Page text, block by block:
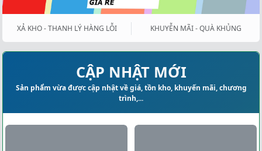
XẢ KHO - THANH LÝ HÀNG LỖI KHUYỄN MÃI - QUÀ KHỦNG
CẬP NHẬT MỚI
Sản phẩm vừa được cập nhật về giá, tồn kho, khuyến mãi, chương
trình,...